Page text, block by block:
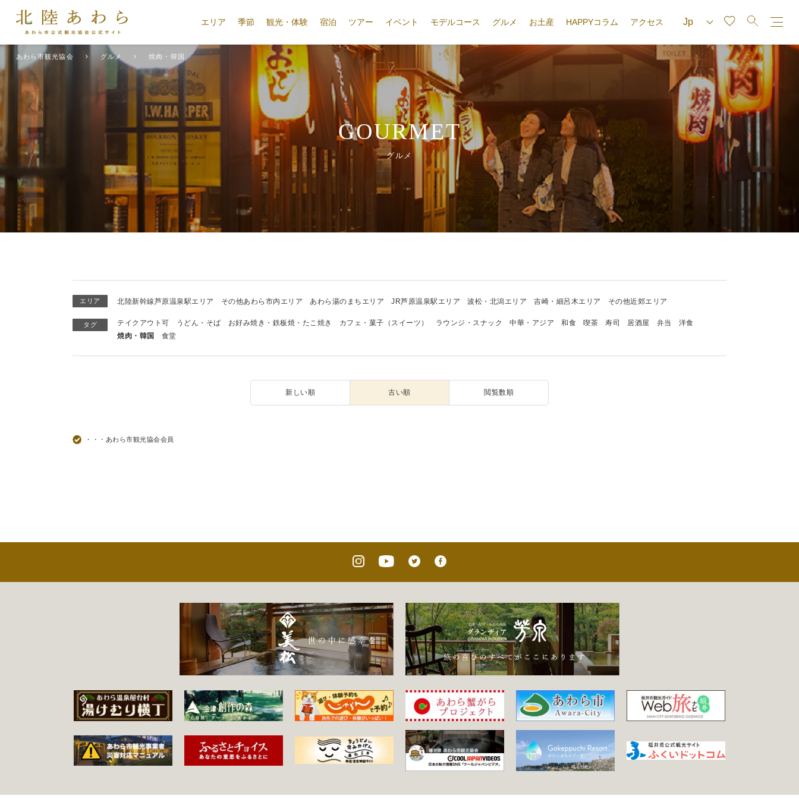
エリア 季節 観光・体験 宿泊 ツアー イベント モデルコース グルメ お土産 HAPPYコラム アクセス
あわら市観光協会 グルメ 焼肉・韓国
GOURMET
グルメ
エリア 北陸新幹線芦原温泉駅エリア その他あわら市内エリア あわら湯のまちエリア JR芦原温泉駅エリア 波松・北潟エリア 吉崎・細呂木エリア その他近郊エリア
タグ テイクアウト可 うどん・そば お好み焼き・鉄板焼・たこ焼き カフェ・菓子（スイーツ） ラウンジ・スナック 中華・アジア 和食 喫茶 寿司 居酒屋 弁当
洋食
焼肉・韓国
食堂
新しい順 古い順 閲覧数順
・・・あわら市観光協会会員